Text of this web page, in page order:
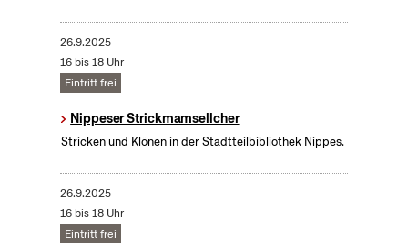
26.9.2025
16 bis 18 Uhr
Eintritt frei
Nippeser Strickmamsellcher
Stricken und Klönen in der Stadtteilbibliothek Nippes.
26.9.2025
16 bis 18 Uhr
Eintritt frei